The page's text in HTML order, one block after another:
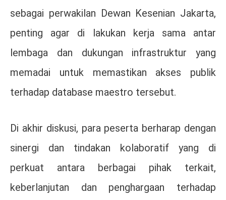
sebagai perwakilan Dewan Kesenian Jakarta,
penting agar di lakukan kerja sama antar
lembaga dan dukungan infrastruktur yang
memadai untuk memastikan akses publik
terhadap database maestro tersebut.
Di akhir diskusi, para peserta berharap dengan
sinergi dan tindakan kolaboratif yang di
perkuat antara berbagai pihak terkait,
keberlanjutan dan penghargaan terhadap